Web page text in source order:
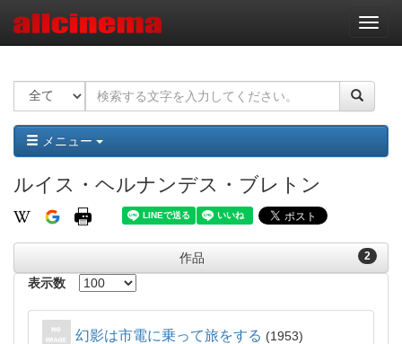
ナ
ビ
ー
ョ
ン
メニュー
ルイス・ヘルナンデス・ブレトン
2
作品
表示数
幻影は市電に乗って旅をする 1953